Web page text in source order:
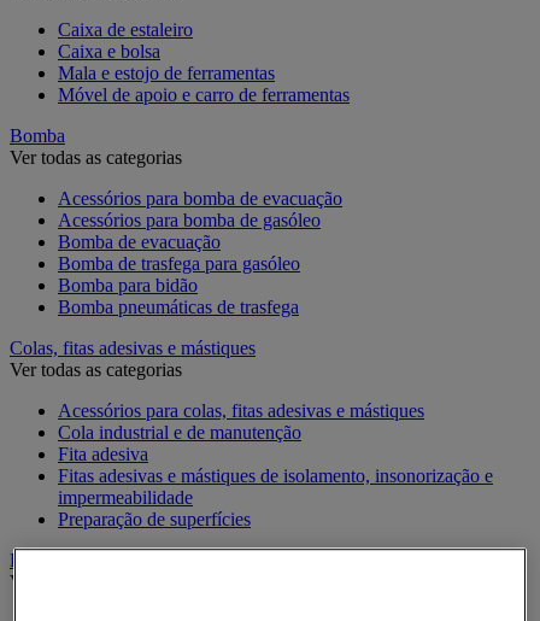
Caixa de estaleiro
Caixa e bolsa
Mala e estojo de ferramentas
Móvel de apoio e carro de ferramentas
Bomba
Ver todas as categorias
Acessórios para bomba de evacuação
Acessórios para bomba de gasóleo
Bomba de evacuação
Bomba de trasfega para gasóleo
Bomba para bidão
Bomba pneumáticas de trasfega
Colas, fitas adesivas e mástiques
Ver todas as categorias
Acessórios para colas, fitas adesivas e mástiques
Cola industrial e de manutenção
Fita adesiva
Fitas adesivas e mástiques de isolamento, insonorização e
impermeabilidade
Preparação de superfícies
Eletricidade
Ver todas as categorias